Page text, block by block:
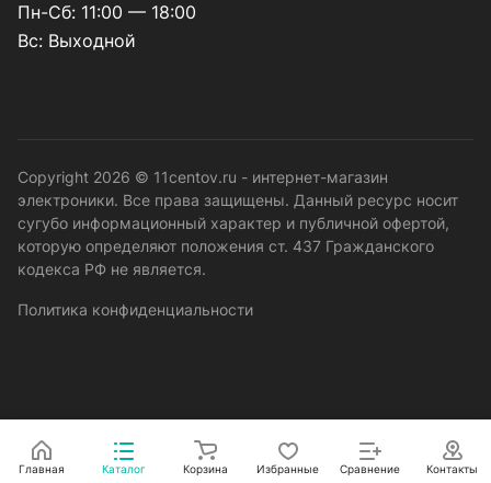
Пн-Сб: 11:00 — 18:00
Вс: Выходной
Copyright 2026 © 11centov.ru - интернет-магазин
электроники. Все права защищены. Данный ресурс носит
сугубо информационный характер и публичной офертой,
которую определяют положения ст. 437 Гражданского
кодекса РФ не является.
Политика конфиденциальности
Главная Каталог Корзина Избранные Сравнение Контакты